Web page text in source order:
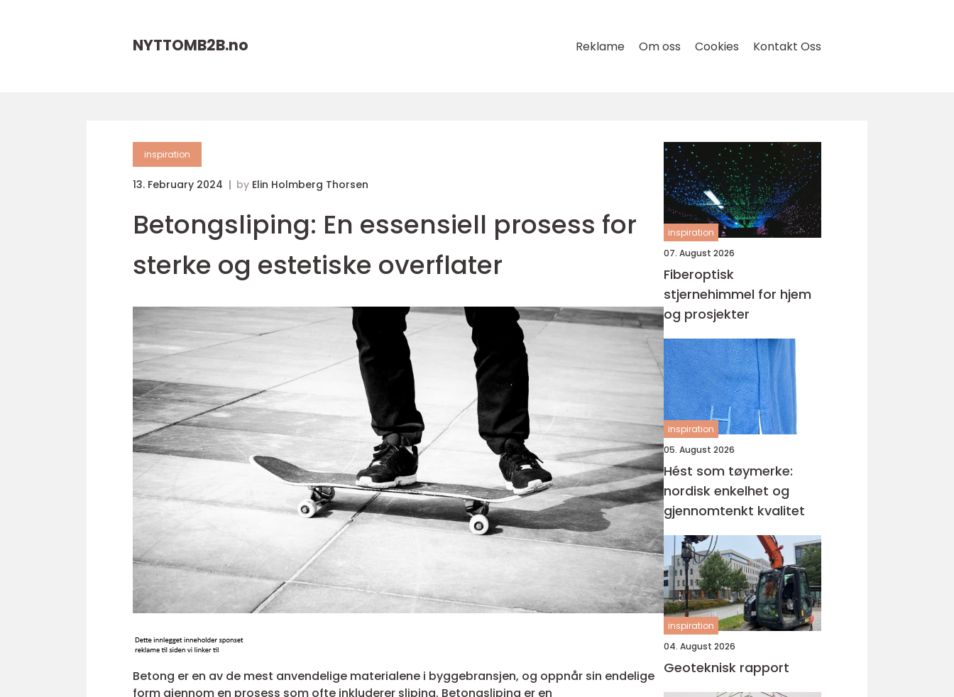
NYTTOMB2B.no Reklame Om oss Cookies Kontakt Oss
inspiration
13. February 2024 by Elin Holmberg Thorsen
Betongsliping: En essensiell prosess for
sterke og estetiske overflater
Betong er en av de mest anvendelige materialene i byggebransjen, og oppnår sin endelige
form gjennom en prosess som ofte inkluderer sliping. Betongsliping er en
inspiration
07. August 2026
Fiberoptisk
stjernehimmel for hjem
og prosjekter
inspiration
05. August 2026
Hést som tøymerke:
nordisk enkelhet og
gjennomtenkt kvalitet
inspiration
04. August 2026
Geoteknisk rapport